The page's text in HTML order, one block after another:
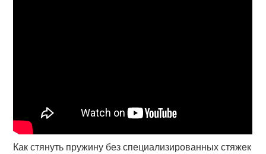
Как стянуть пружину без специализированных стяжек